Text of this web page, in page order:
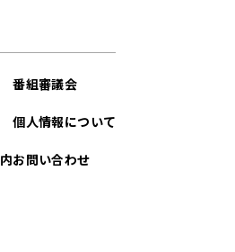
月
月
番組審議会
個人情報について
お問い合わせ